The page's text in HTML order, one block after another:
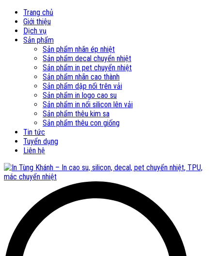
Trang chủ
Giới thiệu
Dịch vụ
Sản phẩm
Sản phẩm nhãn ép nhiệt
Sản phẩm decal chuyển nhiệt
Sản phẩm in pet chuyển nhiệt
Sản phẩm nhãn cao thành
Sản phẩm dập nổi trên vải
Sản phẩm in logo cao su
Sản phẩm in nổi silicon lên vải
Sản phẩm thêu kim sa
Sản phẩm thêu con giống
Tin tức
Tuyển dụng
Liên hệ